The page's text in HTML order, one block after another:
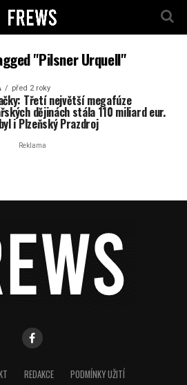
"Pilsner Urquell"
před 2 roky
Třetí největší megafúze
dějinách stála 110 miliard eur.
i Plzeňský Prazdroj
Reklama
REDAKCE
PODMÍNKY UŽITÍ